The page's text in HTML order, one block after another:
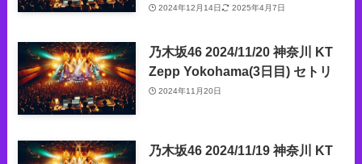
2024年12月14日 2025年4月7日
乃木坂46 2024/11/20 神奈川 KT
Zepp Yokohama(3日目) セトリ
2024年11月20日
乃木坂46 2024/11/19 神奈川 KT